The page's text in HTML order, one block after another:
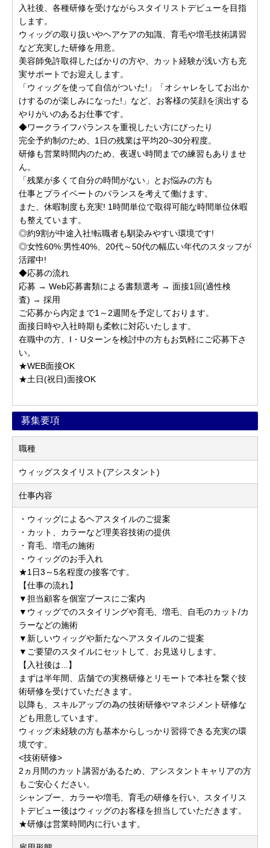
入社後、各種研修を受けながらスタイリストデビューを目指
します。
ウィッグの取り扱いやヘアケアの知識、育毛や増毛技術講習
など充実した研修を用意。
美容師免許取得したばかりの方や、カット経験が浅い方も充
実サポートでお迎えします。
「ウィッグを使って自信がついた!」「オシャレをしてお出か
けするのが楽しみになった!」など、お客様の笑顔を演出する
やりがいのあるお仕事です。
◆ワークライフバランスを重視したい方にぴったり
完全予約制のため、1日の残業は平均20~30分程度。
研修も営業時間内のため、夜遅い時間までの練習もありませ
ん。
「残業が多くて自分の時間がない」とお悩みの方も
仕事とプライベートのバランスを考えて働けます。
また、休暇制度も充実! 1時間単位で取得可能な時間単位休暇
も整えています。
◎約9割が中途入社!転職者も馴染みやすい環境です!
◎女性60%:男性40%、20代～50代の幅広い年代のスタッフが
活躍中!
◆応募の流れ
応募 → Web応募書類による書類選考 → 面接1回(適性検
査) → 採用
ご応募から内定まで1～2週間を予定しております。
面接日時や入社時期も柔軟に対応いたします。
在職中の方、I・Uターンを検討中の方もお気軽にご応募下さ
い。
★WEB面接OK
★土日(祝日)面接OK
募集要項
職種
ウィッグスタイリスト(アシスタント)
仕事内容
・ウィッグによるヘアスタイルのご提案
・カット、カラーなど理美容技術の提供
・育毛、増毛の施術
・ウィッグのお手入れ
★1日3～5名程度の接客です。
【仕事の流れ】
▼担当顧客を個室ブースにご案内
▼ウィッグでのスタイリングや育毛、増毛、自毛のカット/カ
ラーなどの施術
▼新しいウィッグや新たなヘアスタイルのご提案
▼ご要望のスタイルにセットして、お見送りします。
【入社後は...】
まずは半年間、店舗での実務研修とリモートで本社を繋ぐ技
術研修を受けていただきます。
以降も、スキルアップの為の技術研修やマネジメント研修な
ども用意しています。
ウィッグ未経験の方も基本からしっかり習得できる充実の環
境です。
<技術研修>
2ヵ月間のカット講習があるため、アシスタントキャリアの方
もご安心ください。
シャンプー、カラーや増毛、育毛の研修を行い、スタイリス
トデビュー後はウィッグのお客様を担当していただきます。
★研修は営業時間内に行います。